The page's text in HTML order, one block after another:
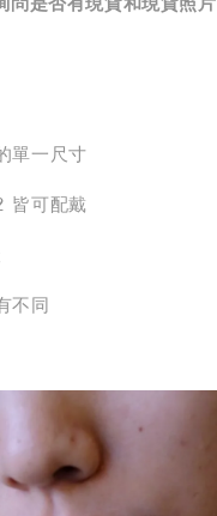
單一尺寸
可配戴
不同